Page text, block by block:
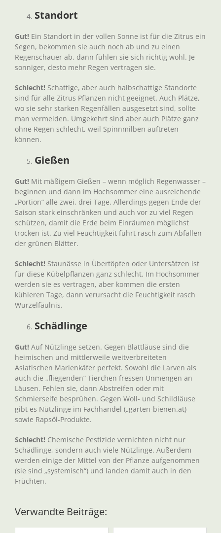
Standort
Gut! Ein Standort in der vollen Sonne ist für die Zitrus ein
Segen, bekommen sie auch noch ab und zu einen
Regenschauer ab, dann fühlen sie sich richtig wohl. Je
sonniger, desto mehr Regen vertragen sie.
Schlecht! Schattige, aber auch halbschattige Standorte
sind für alle Zitrus Pflanzen nicht geeignet. Auch Plätze,
wo sie sehr starken Regenfällen ausgesetzt sind, sollte
man vermeiden. Umgekehrt sind aber auch Plätze ganz
ohne Regen schlecht, weil Spinnmilben auftreten
können.
Gießen
Gut! Mit mäßigem Gießen – wenn möglich Regenwasser –
beginnen und dann im Hochsommer eine ausreichende
„Portion“ alle zwei, drei Tage. Allerdings gegen Ende der
Saison stark einschränken und auch vor zu viel Regen
schützen, damit die Erde beim Einräumen möglichst
trocken ist. Zu viel Feuchtigkeit führt rasch zum Abfallen
der grünen Blätter.
Schlecht! Staunässe in Übertöpfen oder Untersätzen ist
für diese Kübelpflanzen ganz schlecht. Im Hochsommer
werden sie es vertragen, aber kommen die ersten
kühleren Tage, dann verursacht die Feuchtigkeit rasch
Wurzelfäulnis.
Schädlinge
Gut! Auf Nützlinge setzen. Gegen Blattläuse sind die
heimischen und mittlerweile weitverbreiteten
Asiatischen Marienkäfer perfekt. Sowohl die Larven als
auch die „fliegenden“ Tierchen fressen Unmengen an
Läusen. Fehlen sie, dann Abstreifen oder mit
Schmierseife besprühen. Gegen Woll- und Schildläuse
gibt es Nützlinge im Fachhandel („garten-bienen.at)
sowie Rapsöl-Produkte.
Schlecht! Chemische Pestizide vernichten nicht nur
Schädlinge, sondern auch viele Nützlinge. Außerdem
werden einige der Mittel von der Pflanze aufgenommen
(sie sind „systemisch“) und landen damit auch in den
Früchten.
Verwandte Beiträge: